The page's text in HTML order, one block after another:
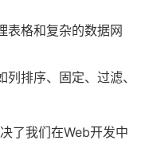
表格和复杂的数据网
排序、固定、过滤、
了我们在Web开发中